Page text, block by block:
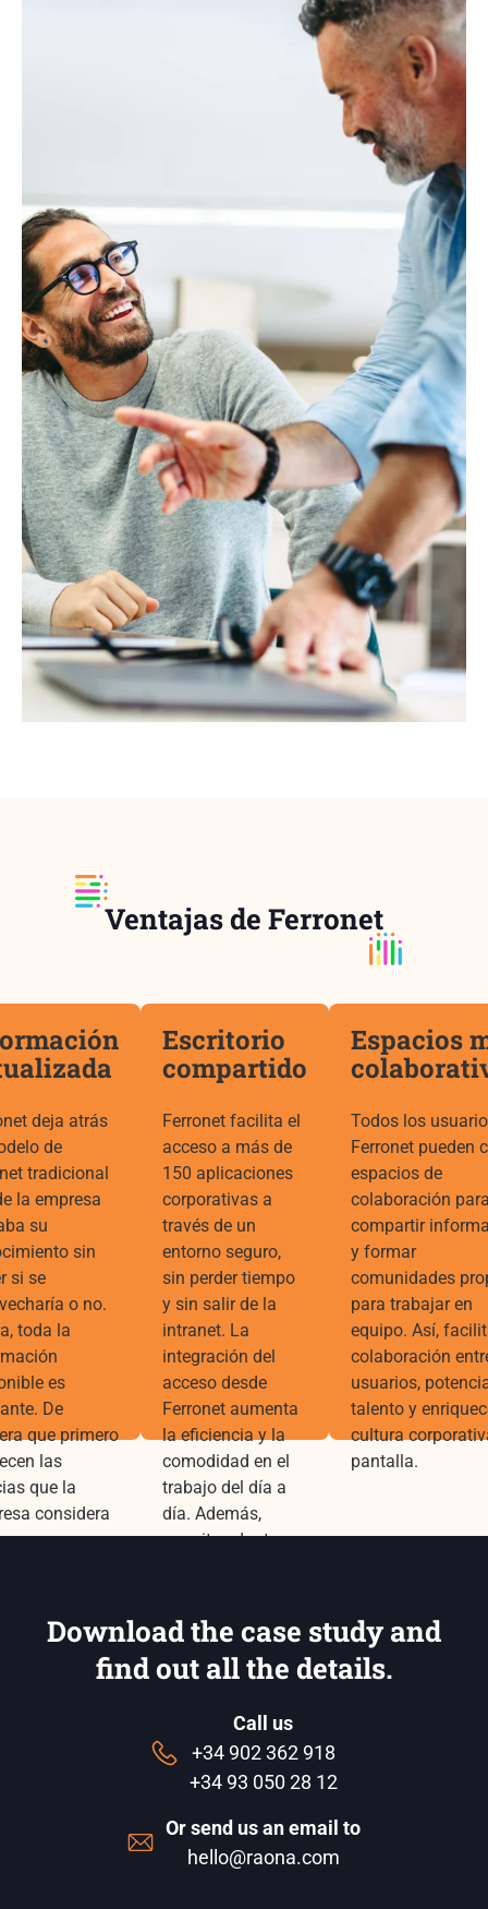
Ventajas de Ferronet
deja atrás
de
tradicional
la empresa
su
sin
si se
o no.
toda la
es
De
que primero
las
que la
considera
para el
en ­función
Escritorio
compartido
Ferronet facilita el
acceso a más de
150 aplicaciones
corporativas a
través de un
entorno seguro,
sin perder tiempo
y sin salir de la
intranet. La
integración del
acceso desde
Ferronet aumenta
la eficiencia y la
comodidad en el
trabajo del día a
día. Además,
permite adaptar su
del entorno.ipo.
Espacios
Todos los
Ferronet pueden
espacios de
colaboración
compartir
y formar
comunidades
para trabajar en
equipo. Así,
colaboración
usuarios,
talento y
cultura
pantalla.
Download the case study and
find out all the details.
Call us
+34 902 362 918
+34 93 050 28 12
Or send us an email to
hello@raona.com